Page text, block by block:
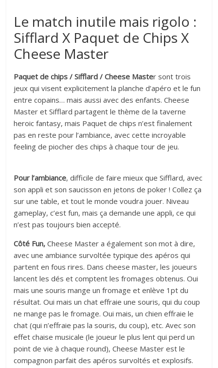
Le match inutile mais rigolo :
Sifflard X Paquet de Chips X
Cheese Master
Paquet de chips / Sifflard / Cheese Master sont trois
jeux qui visent explicitement la planche d’apéro et le fun
entre copains… mais aussi avec des enfants. Cheese
Master et Sifflard partagent le thème de la taverne
heroic fantasy, mais Paquet de chips n’est finalement
pas en reste pour l’ambiance, avec cette incroyable
feeling de piocher des chips à chaque tour de jeu.
Pour l’ambiance, difficile de faire mieux que Sifflard, avec
son appli et son saucisson en jetons de poker ! Collez ça
sur une table, et tout le monde voudra jouer. Niveau
gameplay, c’est fun, mais ça demande une appli, ce qui
n’est pas toujours bien accepté.
Côté Fun,Cheese Master a également son mot à dire,
avec une ambiance survoltée typique des apéros qui
partent en fous rires. Dans cheese master, les joueurs
lancent les dés et comptent les fromages obtenus. Oui
mais une souris mange un fromage et enlève 1pt du
résultat. Oui mais un chat effraie une souris, qui du coup
ne mange pas le fromage. Oui mais, un chien effraie le
chat (qui n’effraie pas la souris, du coup), etc. Avec son
effet chaise musicale (le joueur le plus lent qui perd un
point de vie à chaque round), Cheese Master est le
compagnon parfait des apéros survoltés et explosifs.